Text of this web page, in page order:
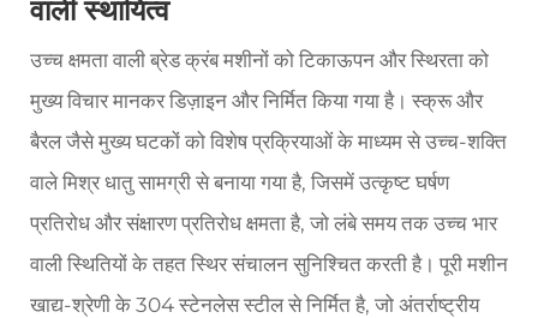
वाली स्थायित्व
उच्च क्षमता वाली ब्रेड क्रंब मशीनों को टिकाऊपन और स्थिरता को
मुख्य विचार मानकर डिज़ाइन और निर्मित किया गया है। स्क्रू और
बैरल जैसे मुख्य घटकों को विशेष प्रक्रियाओं के माध्यम से उच्च-शक्ति
वाले मिश्र धातु सामग्री से बनाया गया है, जिसमें उत्कृष्ट घर्षण
प्रतिरोध और संक्षारण प्रतिरोध क्षमता है, जो लंबे समय तक उच्च भार
वाली स्थितियों के तहत स्थिर संचालन सुनिश्चित करती है। पूरी मशीन
खाद्य-श्रेणी के 304 स्टेनलेस स्टील से निर्मित है, जो अंतर्राष्ट्रीय